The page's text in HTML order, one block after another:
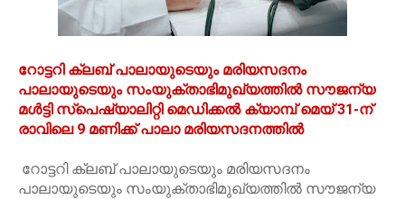
റോട്ടറി ക്ലബ് പാലായുടെയും മരിയസദനം
പാലായുടെയും സംയുക്താഭിമുഖ്യത്തിൽ സൗജന്യ
മൾട്ടി സ്പെഷ്യാലിറ്റി മെഡിക്കൽ ക്യാമ്പ് മെയ് 31-ന്
രാവിലെ 9 മണിക്ക് പാലാ മരിയസദനത്തിൽ
റോട്ടറി ക്ലബ് പാലായുടെയും മരിയസദനം
പാലായുടെയും സംയുക്താഭിമുഖ്യത്തിൽ സൗജന്യ